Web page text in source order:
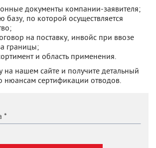
документы компании-заявителя;
базу, по которой осуществляется
на поставку, инвойс при ввозе
границы;
и область применения.
на нашем сайте и получите детальный
нюансам сертификации отводов.